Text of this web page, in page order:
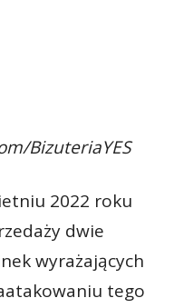
BizuteriaYES
2022 roku
dwie
wyrażających
tego